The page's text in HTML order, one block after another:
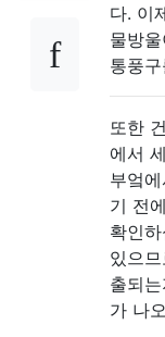
다. 이
물방
통풍
또한
에서
부엌
기 전
확인
있으
출되
가 나